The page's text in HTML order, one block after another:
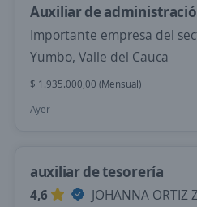
Auxiliar de
Importante empresa del
Yumbo, Valle del Cauca
$ 1.935.000,00 (Mensual)
Ayer
auxiliar de tesorería
4,6
JOHANNA ORTIZ